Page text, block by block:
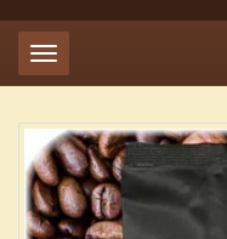
Toggle navigation